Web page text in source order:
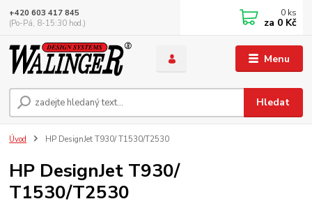
Menu
Hledat
+420 603 417 845
(Po-Pá, 8-15:30 hod.)
0 ks
za 0 Kč
Úvod HP DesignJet T930/ T1530/T2530
HP DesignJet T930/
T1530/T2530